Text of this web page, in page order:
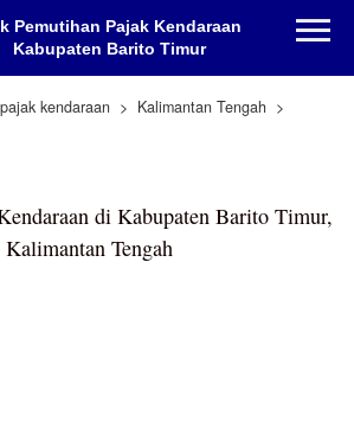
Pemutihan Pajak Kendaraan
Kabupaten Barito Timur
kendaraan
Kalimantan Tengah
di Kabupaten Barito Timur,
Kalimantan Tengah